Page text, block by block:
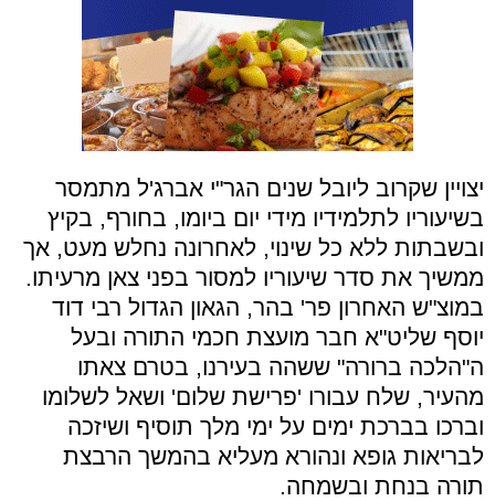
יצויין שקרוב ליובל שנים הגר"י אברג'ל מתמסר
בשיעוריו לתלמידיו מידי יום ביומו, בחורף, בקיץ
ובשבתות ללא כל שינוי, לאחרונה נחלש מעט, אך
ממשיך את סדר שיעוריו למסור בפני צאן מרעיתו.
במוצ"ש האחרון פר' בהר, הגאון הגדול רבי דוד
יוסף שליט"א חבר מועצת חכמי התורה ובעל
ה"הלכה ברורה" ששהה בעירנו, בטרם צאתו
מהעיר, שלח עבורו 'פרישת שלום' ושאל לשלומו
וברכו בברכת ימים על ימי מלך תוסיף ושיזכה
לבריאות גופא ונהורא מעליא בהמשך הרבצת
תורה בנחת ובשמחה.